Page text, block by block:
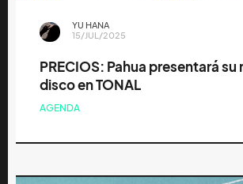
YU HANA
15/JUL/2025
PRECIOS: Pahua presentará su
disco en TONAL
AGENDA